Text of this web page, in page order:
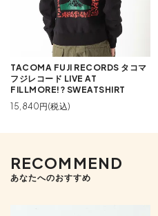
TACOMA FUJI RECORDS タコマ
フジレコード LIVE AT
FILLMORE!? SWEATSHIRT
15,840円(税込)
RECOMMEND
あなたへのおすすめ